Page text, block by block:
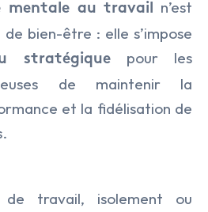
mentale au travail n’est
de bien-être : elle s’impose
stratégique
pour les
de maintenir la
et la fidélisation de
de travail, isolement ou